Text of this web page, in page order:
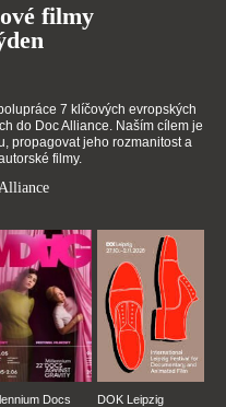
filmy
7 klíčových evropských
do Doc Alliance. Naším cílem je
propagovat jeho rozmanitost a
filmy.
Docs
DOK Leipzig